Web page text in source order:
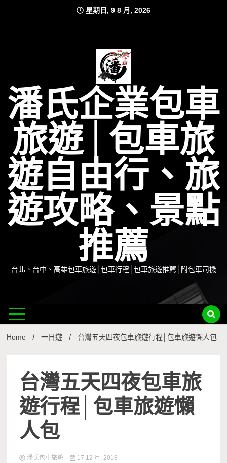
星期日, 9 8 月, 2026
潘氏企業包車
旅遊│包車旅
遊自由行、旅
遊攻略、景點
推薦
台北、台中、高雄包車旅遊│包車行程│包車旅遊推薦│附包車司機
Home 一日遊 台灣五天四夜包車旅遊行程│包車旅遊懶人包
台灣五天四夜包車旅
遊行程│包車旅遊懶
人包
潘氏包車旅遊
17 12 月, 2018